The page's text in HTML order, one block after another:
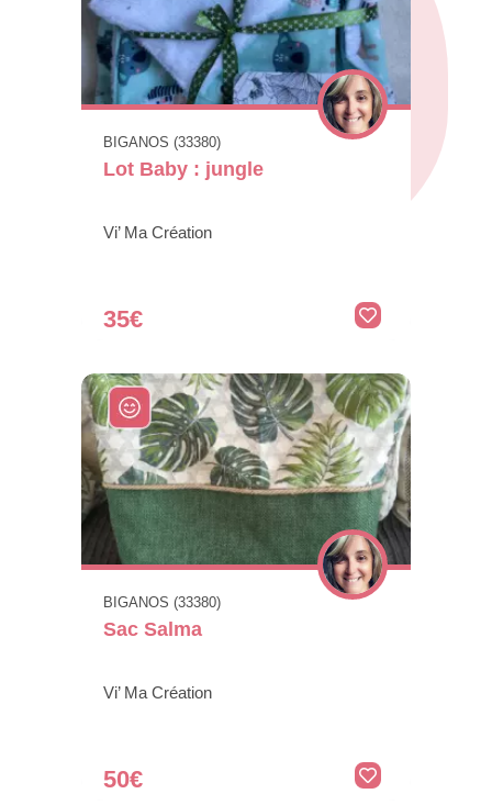
BIGANOS (33380)
Lot Baby : jungle
Vi’ Ma Création
35€
BIGANOS (33380)
Sac Salma
Vi’ Ma Création
50€